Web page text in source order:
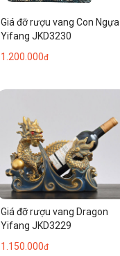
Giá đỡ rượu vang Con Ngựa
Yifang JKD3230
1.200.000đ
Giá đỡ rượu vang Dragon
Yifang JKD3229
1.150.000đ